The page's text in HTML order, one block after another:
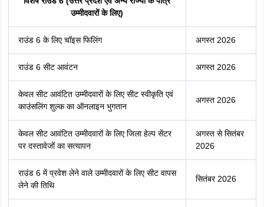
उम्मीदवारों के लिए)
राउंड 6 के लिए चॉइस फिलिंग अगस्त 2026
राउंड 6 सीट आवंटन अगस्त 2026
केवल सीट आवंटित उम्मीदवारों के लिए सीट स्वीकृति एवं
काउंसलिंग शुल्क का ऑनलाइन भुगतान
अगस्त 2026
केवल सीट आवंटित उम्मीदवारों के लिए जिला हेल्प सेंटर
पर दस्तावेजों का सत्यापन
अगस्त से सितंबर
2026
राउंड 6 में प्रवेश लेने वाले उम्मीदवारों के लिए सीट वापस
लेने की तिथि
सितंबर 2026